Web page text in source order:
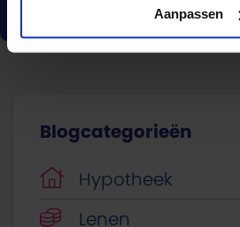
Aanpassen
Blogcategorieën
Hypotheek
Lenen